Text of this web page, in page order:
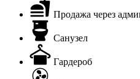
Продажа через
Санузел
Гардероб